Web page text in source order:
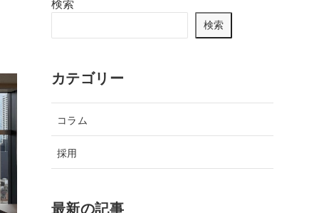
検索
検索
カテゴリー
コラム
採用
最新の記事